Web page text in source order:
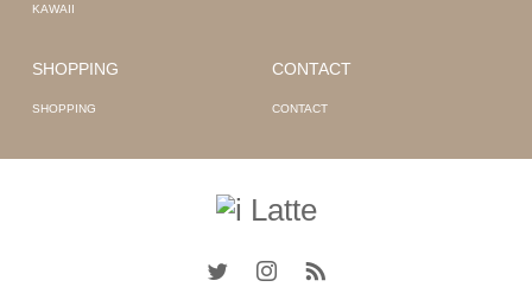
KAWAII
SHOPPING
SHOPPING
CONTACT
CONTACT